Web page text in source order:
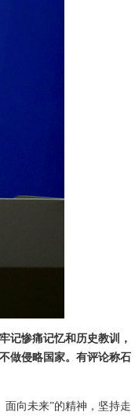
记惨痛记忆和历史教训，
做侵略国家。有评论称石
向未来”的精神，坚持走